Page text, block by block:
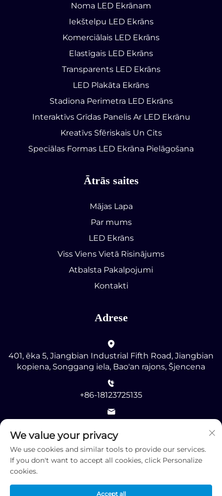
Noma LED Ekrānam
Iekštelpu LED Ekrāns
Komerciālais LED Ekrāns
Elastīgais LED Ekrāns
Transparents LED Ekrāns
LED Plakāta Ekrāns
Stadiona Perimetra LED Ekrāns
Interaktīvs Grīdas Panelis Ar LED Ekrānu
Kreatīvs Sfēriskais Un Cits
Speciālas Formas LED Ekrāna Pielāgošana
Ātrās saites
Mājas Lapa
Par mums
LED Ekrāns
Viss Viens Vietā Risinājums
Atbalsta Pakalpojumi
Kontakti
Adrese
401, ēka 5, Jiangbian Industrial Fifth Road, Jiangbian
kopiena, Songgang iela, Bao'an rajons, Šjencena
+86-18123725135
Autortiesības © 2025 ar visām tiesībām patur Shenzhen
We value your privacy
We use cookies and similar tools to provide our services.
If you don't want to accept all cookies, click Personalize
cookies.
Accept all